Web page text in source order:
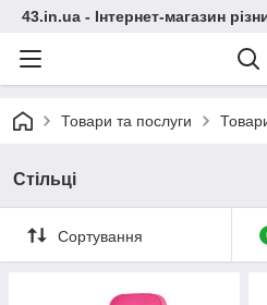
43.in.ua - Інтернет-магазин
Товари та послуги
Стільці
Сортування